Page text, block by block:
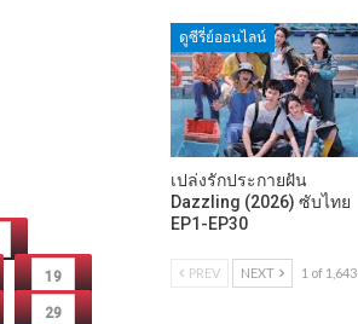
19
29
ดูซีรี่ย์ออนไลน์
เปล่งรักประกายฝัน
Dazzling (2026) ซับไทย
EP1-EP30
PREV NEXT 1 of 1,643